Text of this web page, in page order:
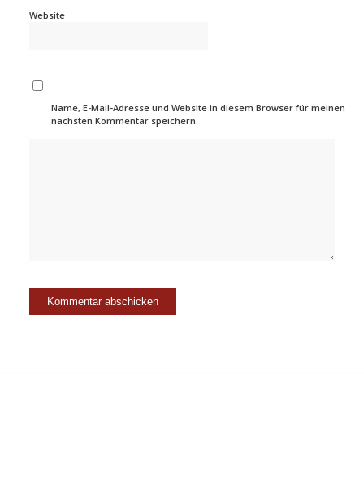
Website
Name, E-Mail-Adresse und Website in diesem Browser für meinen
nächsten Kommentar speichern.